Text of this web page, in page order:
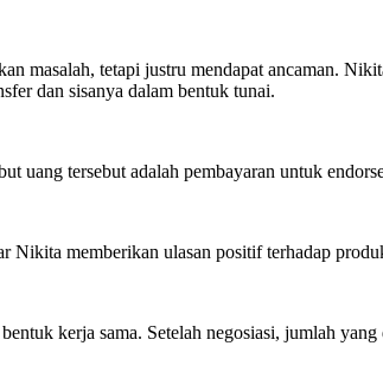
masalah, tetapi justru mendapat ancaman.
dan sisanya dalam bentuk tunai.
uang tersebut adalah pembayaran untuk
Nikita memberikan ulasan positif terhadap
kerja sama. Setelah negosiasi, jumlah